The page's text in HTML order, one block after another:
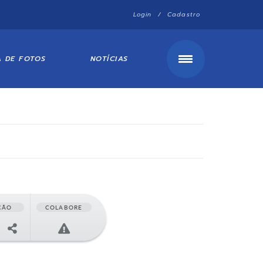
Login / Cadastro
DE FOTOS NOTÍCIAS
COLABORE